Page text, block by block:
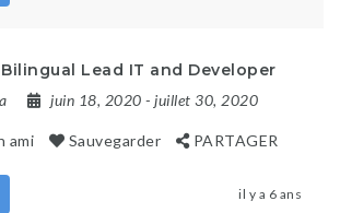
Lead IT and Developer
juin 18, 2020 - juillet 30, 2020
ami Sauvegarder PARTAGER
il y a 6 ans